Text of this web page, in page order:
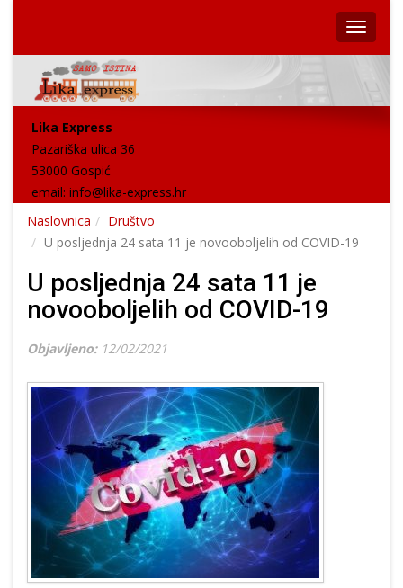
Lika Express
Pazariška ulica 36
53000 Gospić
email: info@lika-express.hr
Naslovnica
Društvo
U posljednja 24 sata 11 je novooboljelih od COVID-19
U posljednja 24 sata 11 je
novooboljelih od COVID-19
Objavljeno: 12/02/2021